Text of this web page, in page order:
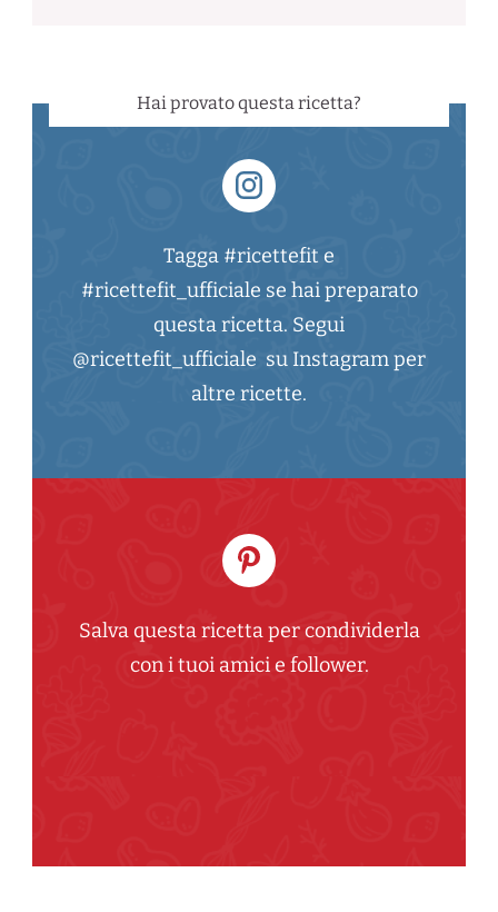
Hai provato questa ricetta?
Tagga #ricettefit e
#ricettefit_ufficiale se hai preparato
questa ricetta. Segui
@ricettefit_ufficiale su Instagram per
altre ricette.
Salva questa ricetta per condividerla
con i tuoi amici e follower.